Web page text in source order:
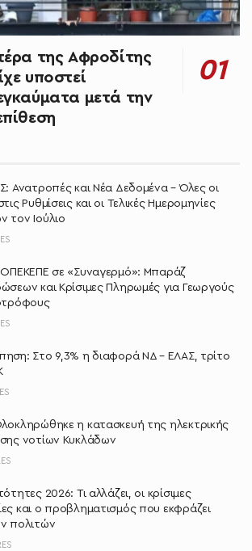
της Αφροδίτης
υποστεί
μετά την
Ανατροπές και Νέα Δεδομένα – Όλες οι
Ρυθμίσεις και οι Τελικές Ημερομηνίες
τον Ιούλιο
ΟΠΕΚΕΠΕ σε «Συναγερμό»: Μπαράζ
και Κρίσιμες Πληρωμές για Γεωργούς
Στο 9,3% η διαφορά ΝΔ – ΕΛΑΣ, τρίτο
η κατασκευή της ηλεκτρικής
νοτίων Κυκλάδων
2026: Τι αλλάζει, οι κρίσιμες
και ο προβληματισμός που εκφράζει
πολιτών